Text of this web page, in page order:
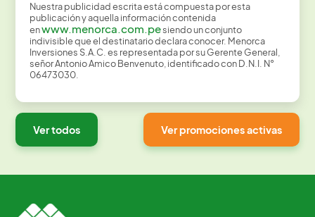
Nuestra publicidad escrita está compuesta por esta
publicación y aquella información contenida
enwww.menorca.com.pesiendo un conjunto
indivisible que el destinatario declara conocer. Menorca
Inversiones S.A.C. es representada por su Gerente General,
señor Antonio Amico Benvenuto, identificado con D.N.I. N°
06473030.
Ver todos Ver promociones activas